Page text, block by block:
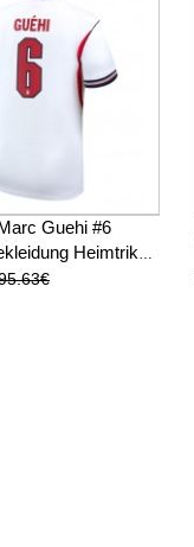
Guehi #6
Heimtrikot